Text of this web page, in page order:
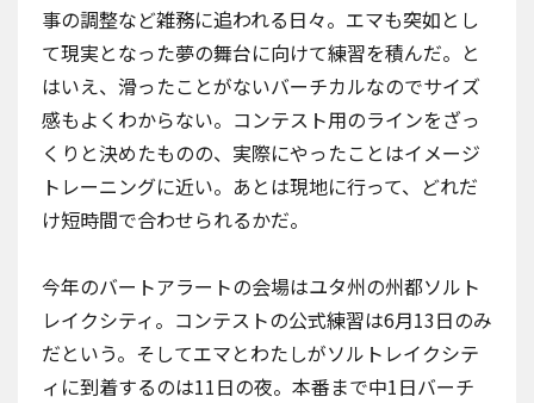
事の調整など雑務に追われる日々。エマも突如とし
て現実となった夢の舞台に向けて練習を積んだ。と
はいえ、滑ったことがないバーチカルなのでサイズ
感もよくわからない。コンテスト用のラインをざっ
くりと決めたものの、実際にやったことはイメージ
トレーニングに近い。あとは現地に行って、どれだ
け短時間で合わせられるかだ。
今年のバートアラートの会場はユタ州の州都ソルト
レイクシティ。コンテストの公式練習は6月13日のみ
だという。そしてエマとわたしがソルトレイクシテ
ィに到着するのは11日の夜。本番まで中1日バーチ